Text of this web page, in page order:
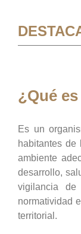
¿Qué
Es un
habitantes
ambiente
desarrollo,
vigilancia
normatividad
territorial.